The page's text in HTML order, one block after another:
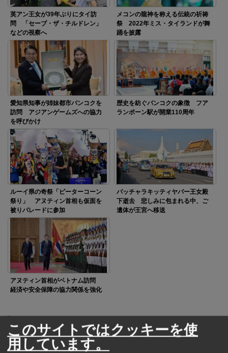
英アン王女が39年ぶりにタイ訪
問 「セーブ・ザ・チルドレン」
などの視察へ
メコンの龍神を称える伝統の祈祷
祭 2022年ミス・タイランドが舞
踊を披露
愛知県知事が姉妹都市バンコクを
訪問 アジアンゲームズへの協力
を呼びかけ
歴史を紡ぐバンコクの象徴 フア
ランポーン駅が開業110周年
ルーイ県の奇祭「ピーターコーン
祭り」 アヌティン首相も仮面を
被りパレードに参加
パッチャラキッティヤパー王女殿
下逝去 悲しみに包まれる中、ご
遺体が王宮へ移送
アヌティン首相がベトナム訪問
経済や安全保障の協力関係を強化
SNSで毎日ニュースを配信中！
このサイトではクッキーを使
用しています。